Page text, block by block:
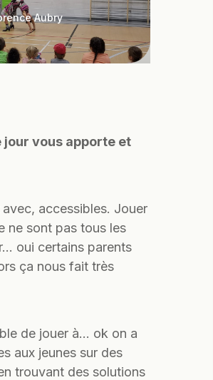
Aubry
jour vous apporte et
accessibles. Jouer
ne sont pas tous les
oui certains parents
ça nous fait très
de jouer à… ok on a
aux jeunes sur des
trouvant des solutions